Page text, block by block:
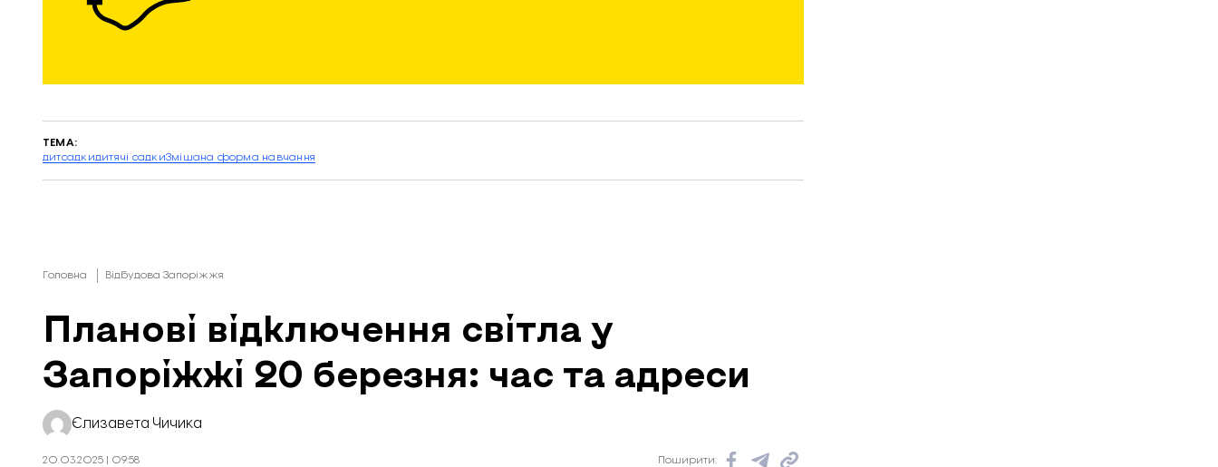
ТЕМА:
дитсадкидитячі садкиЗмішана форма навчання
Головна Відбудова Запоріжжя
Планові відключення світла у
Запоріжжі 20 березня: час та адреси
Єлизавета Чичика
20.03.2025 | 09:58 Поширити: